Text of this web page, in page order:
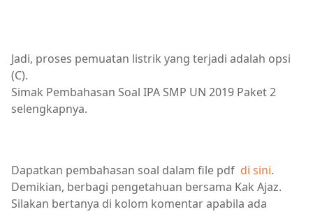
Jadi, proses pemuatan listrik yang terjadi adalah opsi
(C).
Simak Pembahasan Soal IPA SMP UN 2019 Paket 2
selengkapnya.
Dapatkan pembahasan soal dalam file pdf di sini.
Demikian, berbagi pengetahuan bersama Kak Ajaz.
Silakan bertanya di kolom komentar apabila ada